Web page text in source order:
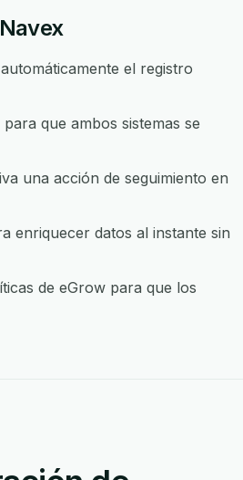
el registro
que ambos sistemas se
una acción de seguimiento en
enriquecer datos al instante sin
de eGrow para que los